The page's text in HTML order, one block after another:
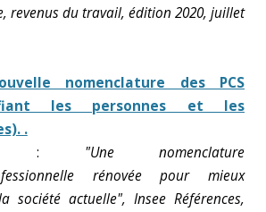
revenus du travail, édition 2020, juillet
nomenclature des PCS
les personnes et les
.
: "Une nomenclature
rénovée pour mieux
société actuelle", Insee Références,